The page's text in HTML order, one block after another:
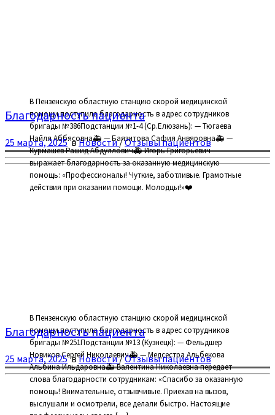
В Пензенскую областную станцию скорой медицинской
помощи поступила благодарность в адрес сотрудников
бригады №386Подстанции №1-4 (Ср.Елюзань): — Тюгаева
Найля Аббясовна🚑 — Баязитова Сафия Анвяровна🚑 —
Курмашев Рашид Абдуллович🚑 Игорь Григорьевич
выражает благодарность за оказанную медицинскую
помощь: «Профессионалы! Чуткие, заботливые. Грамотные
действия при оказании помощи. Молодцы!»❤️
Благодарность пациента
25 марта, 2025вНовости/Отзывы пациентов
В Пензенскую областную станцию скорой медицинской
помощи поступила благодарность в адрес сотрудников
бригады №251Подстанции №13 (Кузнецк): — Фельдшер
Новиков Сергей Николаевич🚑 — Медсестра Альбекова
Альбина Ильдаровна🚑 Валентина Николаевна передает
слова благодарности сотрудникам: «Спасибо за оказанную
помощь! Внимательные, отзывчивые. Приехав на вызов,
выслушали и осмотрели, все делали быстро. Настоящие
Благодарность пациента
25 марта, 2025вНовости/Отзывы пациентов